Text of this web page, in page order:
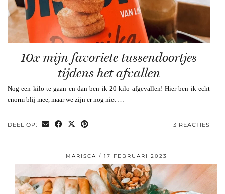
10x mijn favoriete tussendoortjes
tijdens het afvallen
Nog een kilo te gaan en dan ben ik 20 kilo afgevallen! Hier ben ik echt
enorm blij mee, maar we zijn er nog niet …
DEEL OP: 3 REACTIES
MARISCA 17 FEBRUARI 2023